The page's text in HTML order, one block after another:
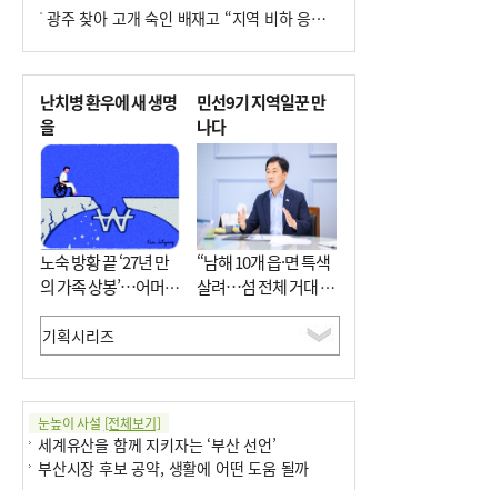
광주 찾아 고개 숙인 배재고 “지역 비하 응원 잘못”(종합)
난치병 환우에 새 생명
을
노숙 방황 끝 ‘27년 만
의 가족 상봉’…어머니
와 행복 꿈꿔
민선9기 지역일꾼 만
나다
“남해 10개 읍·면 특색
살려…섬 전체 거대 정
원으로 조성”
눈높이 사설 [전체보기]
세계유산을 함께 지키자는 ‘부산 선언’
부산시장 후보 공약, 생활에 어떤 도움 될까